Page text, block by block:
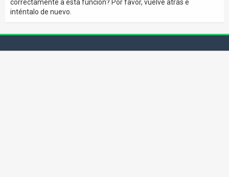
correctamente a esta función? Por favor, vuelve atrás e
inténtalo de nuevo.